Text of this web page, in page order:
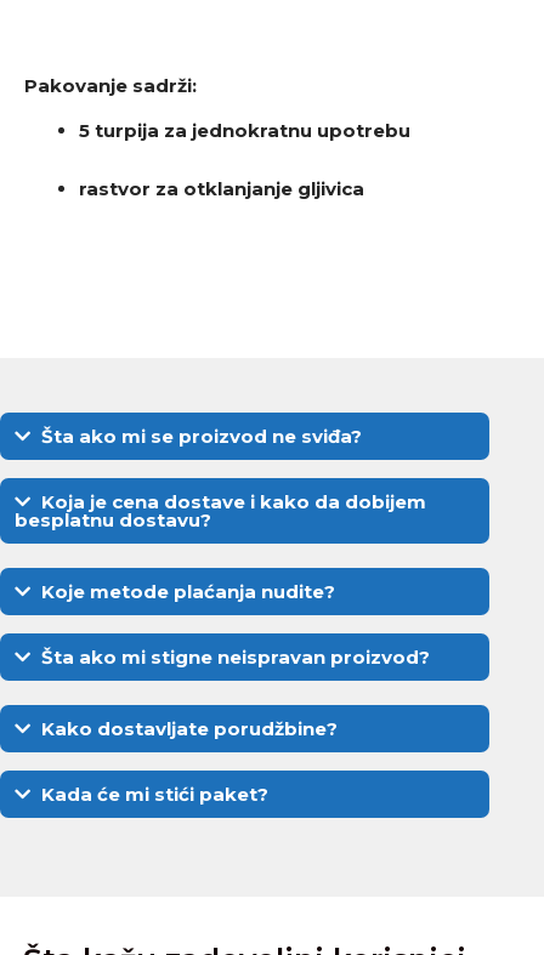
Pakovanje sadrži:
5 turpija za jednokratnu upotrebu
rastvor za otklanjanje gljivica
Šta ako mi se proizvod ne sviđa?
Koja je cena dostave i kako da dobijem
besplatnu dostavu?
Koje metode plaćanja nudite?
Šta ako mi stigne neispravan proizvod?
Kako dostavljate porudžbine?
Kada će mi stići paket?